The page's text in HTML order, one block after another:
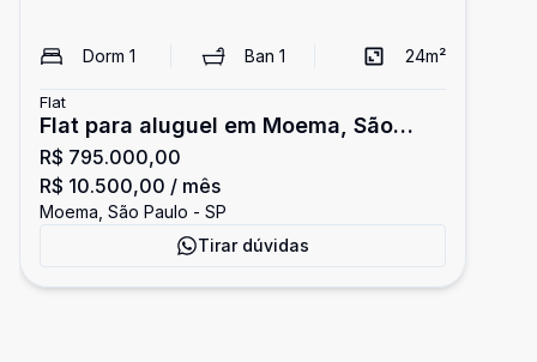
Dorm 1 Ban 1 24m²
Flat
Flat para aluguel em Moema, São
Paulo
R$ 795.000,00
R$ 10.500,00 / mês
Moema, São Paulo - SP
Tirar dúvidas